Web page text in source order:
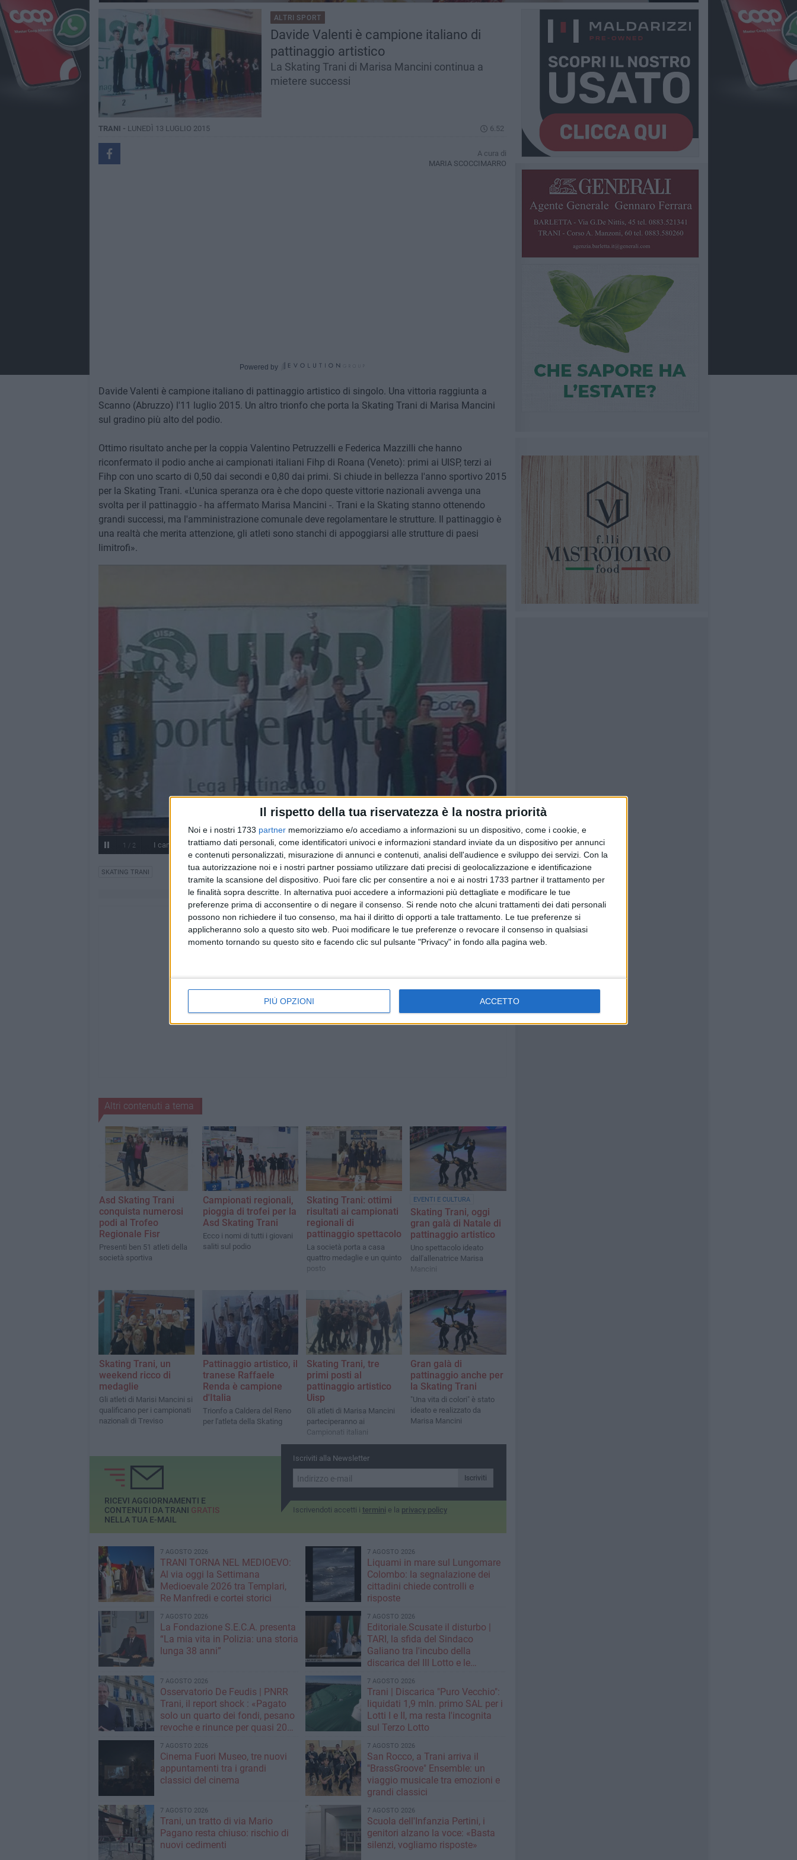
Il rispetto della tua riservatezza è la nostra priorità
Noi e i nostri 1733 partner memorizziamo e/o accediamo a informazioni su un dispositivo, come i cookie, e
trattiamo dati personali, come identificatori univoci e informazioni standard inviate da un dispositivo per annunci
e contenuti personalizzati, misurazione di annunci e contenuti, analisi dell'audience e sviluppo dei servizi. Con la
tua autorizzazione noi e i nostri partner possiamo utilizzare dati precisi di geolocalizzazione e identificazione
tramite la scansione del dispositivo. Puoi fare clic per consentire a noi e ai nostri 1733 partner il trattamento per
le finalità sopra descritte. In alternativa puoi accedere a informazioni più dettagliate e modificare le tue
preferenze prima di acconsentire o di negare il consenso. Si rende noto che alcuni trattamenti dei dati personali
possono non richiedere il tuo consenso, ma hai il diritto di opporti a tale trattamento. Le tue preferenze si
applicheranno solo a questo sito web. Puoi modificare le tue preferenze o revocare il consenso in qualsiasi
momento tornando su questo sito e facendo clic sul pulsante "Privacy" in fondo alla pagina web.
PIÙ OPZIONI ACCETTO
ALTRI SPORT
Davide Valenti è campione italiano di
pattinaggio artistico
La Skating Trani di Marisa Mancini continua a
mietere successi
TRANI - LUNEDÌ 13 LUGLIO 2015 6.52
A cura di
MARIA SCOCCIMARRO
Powered by
Davide Valenti è campione italiano di pattinaggio artistico di singolo. Una vittoria raggiunta a
Scanno (Abruzzo) l'11 luglio 2015. Un altro trionfo che porta la Skating Trani di Marisa Mancini
sul gradino più alto del podio.
Ottimo risultato anche per la coppia Valentino Petruzzelli e Federica Mazzilli che hanno
riconfermato il podio anche ai campionati italiani Fihp di Roana (Veneto): primi ai UISP, terzi ai
Fihp con uno scarto di 0,50 dai secondi e 0,80 dai primi. Si chiude in bellezza l'anno sportivo 2015
per la Skating Trani. «L'unica speranza ora è che dopo queste vittorie nazionali avvenga una
svolta per il pattinaggio - ha affermato Marisa Mancini -. Trani e la Skating stanno ottenendo
grandi successi, ma l'amministrazione comunale deve regolamentare le strutture. Il pattinaggio è
una realtà che merita attenzione, gli atleti sono stanchi di appoggiarsi alle strutture di paesi
limitrofi».
1 / 2 I campioni della Skating Trani
SKATING TRANI
Altri contenuti a tema
Asd Skating Trani
conquista numerosi
podi al Trofeo
Regionale Fisr
Presenti ben 51 atleti della
società sportiva
Campionati regionali,
pioggia di trofei per la
Asd Skating Trani
Ecco i nomi di tutti i giovani
saliti sul podio
Skating Trani: ottimi
risultati ai campionati
regionali di
pattinaggio spettacolo
La società porta a casa
quattro medaglie e un quinto
posto
EVENTI E CULTURA
Skating Trani, oggi
gran galà di Natale di
pattinaggio artistico
Uno spettacolo ideato
dall'allenatrice Marisa
Mancini
Skating Trani, un
weekend ricco di
medaglie
Gli atleti di Marisi Mancini si
qualificano per i campionati
nazionali di Treviso
Pattinaggio artistico, il
tranese Raffaele
Renda è campione
d'Italia
Trionfo a Caldera del Reno
per l'atleta della Skating
Skating Trani, tre
primi posti al
pattinaggio artistico
Uisp
Gli atleti di Marisa Mancini
parteciperanno ai
Campionati italiani
Gran galà di
pattinaggio anche per
la Skating Trani
"Una vita di colori" è stato
ideato e realizzato da
Marisa Mancini
Iscriviti alla Newsletter
Iscriviti
Iscrivendoti accetti i termini e la privacy policy
RICEVI AGGIORNAMENTI E
CONTENUTI DA TRANI GRATIS
NELLA TUA E-MAIL
7 AGOSTO 2026
TRANI TORNA NEL MEDIOEVO:
Al via oggi la Settimana
Medioevale 2026 tra Templari,
Re Manfredi e cortei storici
7 AGOSTO 2026
Liquami in mare sul Lungomare
Colombo: la segnalazione dei
cittadini chiede controlli e
risposte
7 AGOSTO 2026
La Fondazione S.E.C.A. presenta
“La mia vita in Polizia: una storia
lunga 38 anni”
7 AGOSTO 2026
Editoriale.Scusate il disturbo |
TARI, la sfida del Sindaco
Galiano tra l'incubo della
discarica del III Lotto e le
rifiuti
7 AGOSTO 2026
Osservatorio De Feudis | PNRR
Trani, il report shock : «Pagato
solo un quarto dei fondi, pesano
revoche e rinunce per quasi 20
7 AGOSTO 2026
Trani | Discarica "Puro Vecchio":
liquidati 1,9 mln. primo SAL per i
Lotti I e II, ma resta l'incognita
sul Terzo Lotto
7 AGOSTO 2026
Cinema Fuori Museo, tre nuovi
appuntamenti tra i grandi
classici del cinema
7 AGOSTO 2026
San Rocco, a Trani arriva il
"BrassGroove" Ensemble: un
viaggio musicale tra emozioni e
grandi classici
7 AGOSTO 2026
Trani, un tratto di via Mario
Pagano resta chiuso: rischio di
nuovi cedimenti
7 AGOSTO 2026
Scuola dell'Infanzia Pertini, i
genitori alzano la voce: «Basta
silenzi, vogliamo risposte»